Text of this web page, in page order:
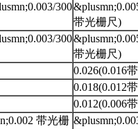
300
带光栅尺)
300
带光栅尺)
0.026(0.016
0.018(0.012
0.012(0.006
带光栅